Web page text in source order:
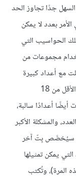
16-بِتّ، فكان من السهل جدًا تجاوز الحد
بعدد لا يمكن
الحواسيب التي
مجموعات من
مع أعداد كبيرة
جدًا. ولكن رغم ما سبق، لا يمكن تمثيل كل الأعداد الأقل من 18
أعدادًا سالبة،
والمشكلة الأكبر
سيُخصَّص بِتّ آخر
يمكن تمثيلها
عدد (15 صفرًا هذه المرة)، وتُكتب